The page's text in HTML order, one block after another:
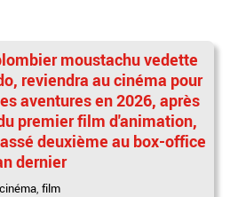
moustachu vedette
reviendra au cinéma pour
aventures en 2026, après
premier film d'animation,
deuxième au box-office
dernier
cinéma,film